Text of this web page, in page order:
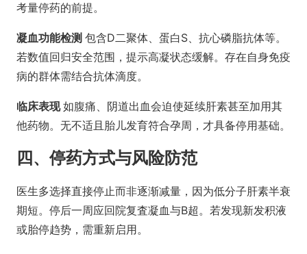
考量停药的前提。
凝血功能检测 包含D二聚体、蛋白S、抗心磷脂抗体等。
若数值回归安全范围，提示高凝状态缓解。存在自身免疫
病的群体需结合抗体滴度。
临床表现如腹痛、阴道出血会迫使延续肝素甚至加用其
他药物。无不适且胎儿发育符合孕周，才具备停用基础。
四、停药方式与风险防范
医生多选择直接停止而非逐渐减量，因为低分子肝素半衰
期短。停后一周应回院复査凝血与B超。若发现新发积液
或胎停趋势，需重新启用。